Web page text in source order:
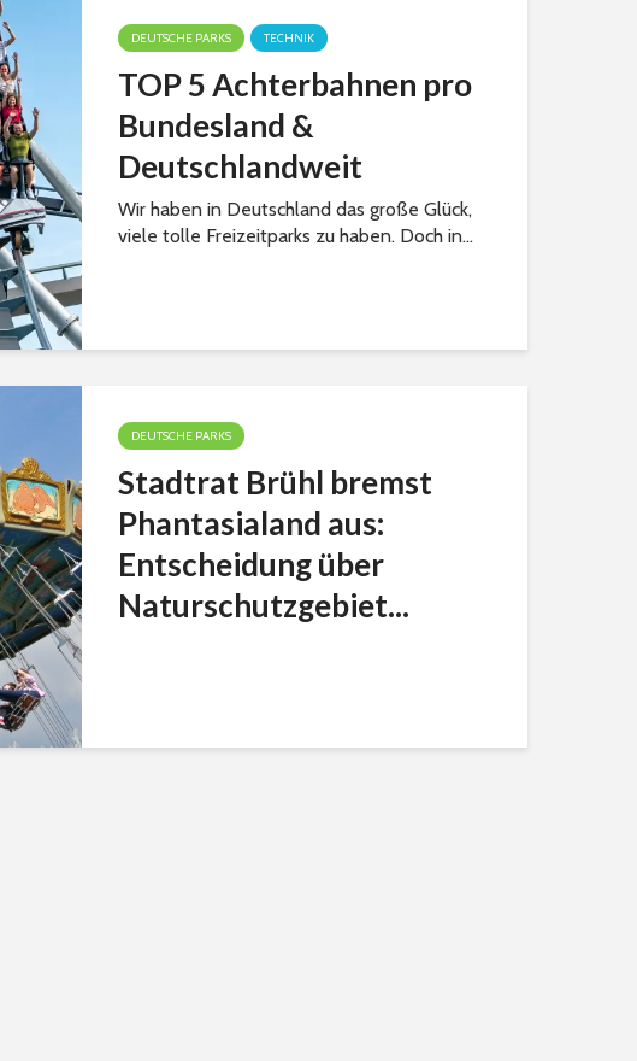
DEUTSCHE PARKS TECHNIK
TOP 5 Achterbahnen pro
Bundesland &
Deutschlandweit
Wir haben in Deutschland das große Glück,
viele tolle Freizeitparks zu haben. Doch in...
DEUTSCHE PARKS
Stadtrat Brühl bremst
Phantasialand aus:
Entscheidung über
Naturschutzgebiet...